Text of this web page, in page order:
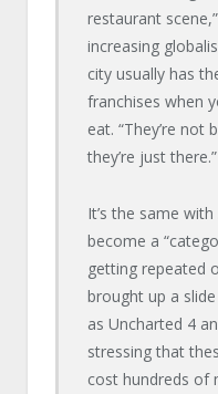
restaurant
increasing
city usually has
franchises when
eat. “They’re not
they’re just there.”
It’s the same
become a
getting repeated
brought up a
as Uncharted 4
stressing that
cost hundreds of